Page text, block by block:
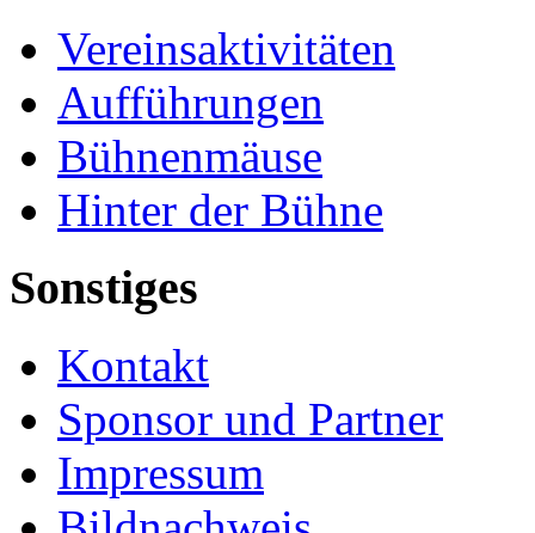
Vereinsaktivitäten
Aufführungen
Bühnenmäuse
Hinter der Bühne
Sonstiges
Kontakt
Sponsor und Partner
Impressum